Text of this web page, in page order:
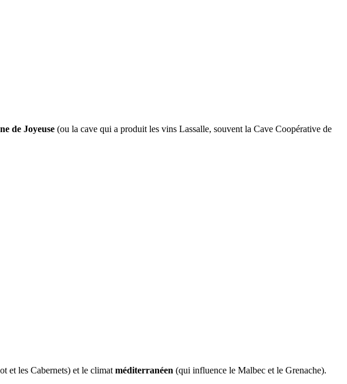
de Joyeuse (ou la cave qui a produit les vins Lassalle, souvent la Cave Coopérative de
et les Cabernets) et le climat méditerranéen (qui influence le Malbec et le Grenache).